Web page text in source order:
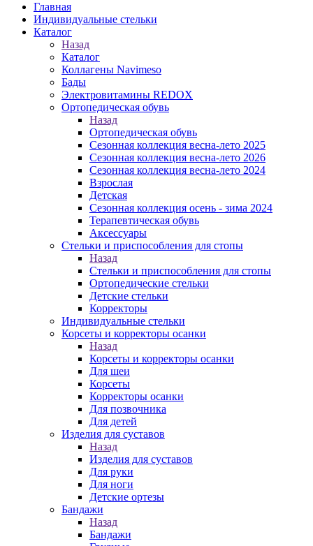
Главная
Индивидуальные стельки
Каталог
Назад
Каталог
Коллагены Navimeso
Бады
Электровитамины REDOX
Ортопедическая обувь
Назад
Ортопедическая обувь
Сезонная коллекция весна-лето 2025
Сезонная коллекция весна-лето 2026
Сезонная коллекция весна-лето 2024
Взрослая
Детская
Сезонная коллекция осень - зима 2024
Терапевтическая обувь
Аксессуары
Стельки и приспособления для стопы
Назад
Стельки и приспособления для стопы
Ортопедические стельки
Детские стельки
Корректоры
Индивидуальные стельки
Корсеты и корректоры осанки
Назад
Корсеты и корректоры осанки
Для шеи
Корсеты
Корректоры осанки
Для позвочника
Для детей
Изделия для суставов
Назад
Изделия для суставов
Для руки
Для ноги
Детские ортезы
Бандажи
Назад
Бандажи